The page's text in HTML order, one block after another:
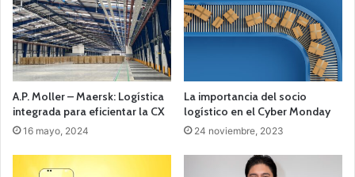
A.P. Moller – Maersk: Logística
integrada para eficientar la CX
16 mayo, 2024
La importancia del socio
logístico en el Cyber Monday
24 noviembre, 2023